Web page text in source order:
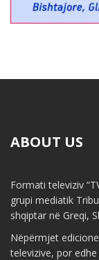
ABOUT US
Formati televiziv
grupi mediatik
shqiptar në Greqi,
Nëpërmjet
televizive, por